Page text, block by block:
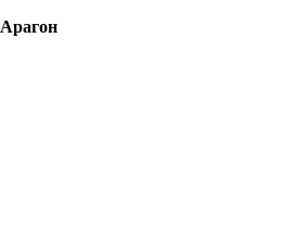
Арагон